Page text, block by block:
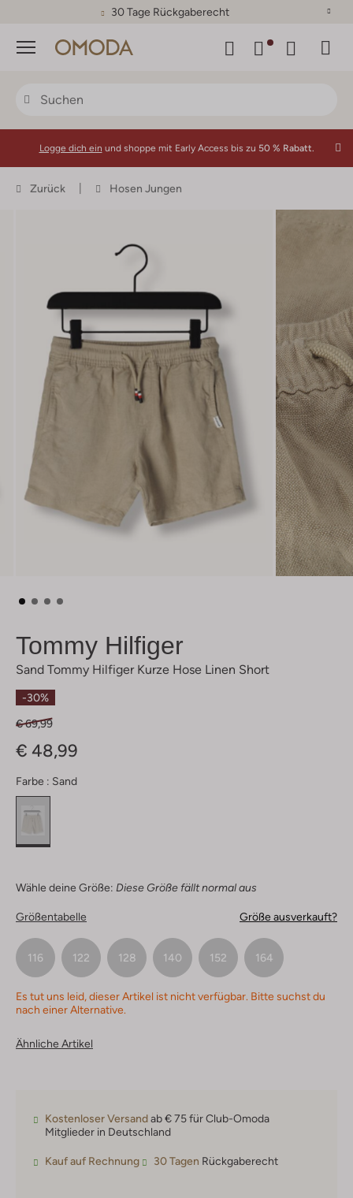
30 Tage Rückgaberecht
Menü
Logge dich ein und shoppe mit Early Access bis zu 50 % Rabatt.
Zurück Hosen Jungen
Tommy Hilfiger
Sand Tommy Hilfiger Kurze Hose Linen Short
-30%
€ 69,99
€ 48,99
Farbe : Sand
Wähle deine Größe: Diese Größe fällt normal aus
Größentabelle Größe ausverkauft?
116 122 128 140 152 164
Es tut uns leid, dieser Artikel ist nicht verfügbar. Bitte suchst du
nach einer Alternative.
Ähnliche Artikel
Kostenloser Versandab € 75 für Club-Omoda
Mitglieder in Deutschland
Kauf auf Rechnung 30 Tagen Rückgaberecht